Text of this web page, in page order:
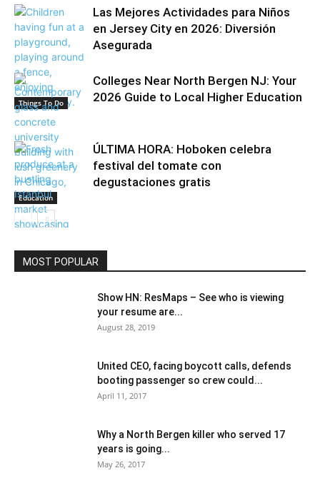
Things To Do
Las Mejores Actividades para Niños
en Jersey City en 2026: Diversión
Asegurada
Education
Colleges Near North Bergen NJ: Your
2026 Guide to Local Higher Education
Community
ÚLTIMA HORA: Hoboken celebra
festival del tomate con
degustaciones gratis
MOST POPULAR
Show HN: ResMaps – See who is viewing
your resume are...
August 28, 2019
United CEO, facing boycott calls, defends
booting passenger so crew could...
April 11, 2017
Why a North Bergen killer who served 17
years is going...
May 26, 2017